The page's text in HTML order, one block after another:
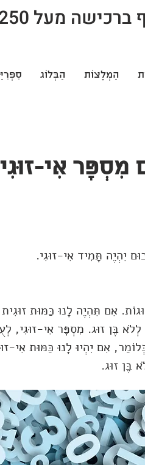
מעל 250 ש"ח
הַמְלָצוֹת הַבְּלוֹג
מִסְפָּר אִי-
יִהְיֶה תָּמִיד אִי-זוּגִי.
אִם תִּהְיֶה לָנוּ כַּמּוּת
בֶּן זוּג. מִסְפָּר אִי-זוּגִי,
אִם יִהְיוּ לָנוּ כַּמּוּת אִי-
בֶּן זוּג.